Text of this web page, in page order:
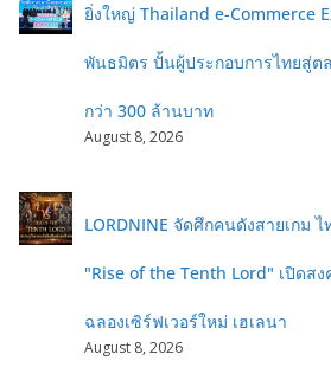
ยิ่งใหญ่ Thailand e-Commerce
พันธมิตร ปั้นผู้ประกอบการไทยสู่ต
กว่า 300 ล้านบาท
August 8, 2026
LORDNINE จัดศึกคนดังสายเกม
"Rise of the Tenth Lord" เปิดส
ฉลองเซิร์ฟเวอร์ใหม่ เฮเลนา
August 8, 2026